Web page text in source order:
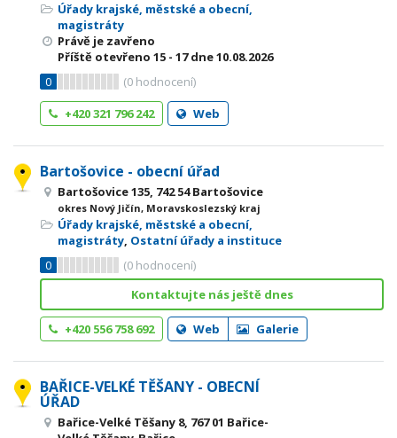
Úřady krajské, městské a obecní,
magistráty
Právě je zavřeno
Příště otevřeno 15 - 17dne 10.08.2026
0
(0 hodnocení)
+420 321 796 242
Web
Bartošovice - obecní úřad
Bartošovice 135, 742 54 Bartošovice
okres Nový Jičín, Moravskoslezský kraj
Úřady krajské, městské a obecní,
magistráty, Ostatní úřady a instituce
0
(0 hodnocení)
Kontaktujte nás ještě dnes
+420 556 758 692 Web Galerie
BAŘICE-VELKÉ TĚŠANY - OBECNÍ
ÚŘAD
Bařice-Velké Těšany 8, 767 01 Bařice-